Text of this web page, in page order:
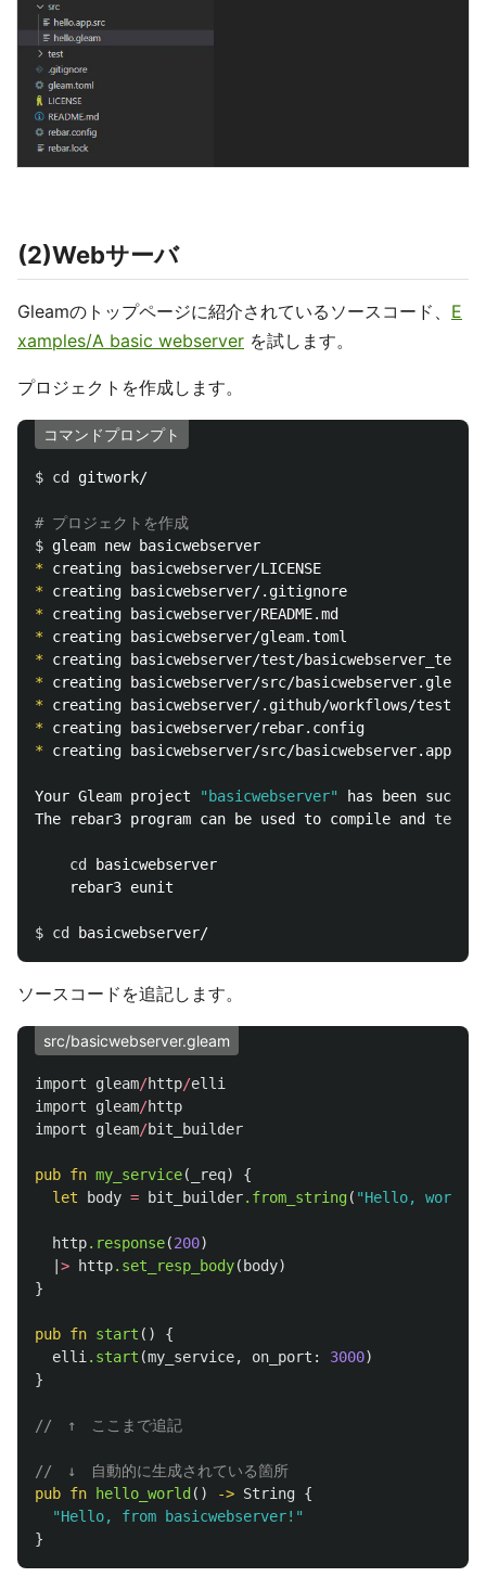
(2)Webサーバ
Gleamのトップページに紹介されているソースコード、 E
xamples/A basic webserver を試します。
プロジェクトを作成します。
コマンドプロンプト
$ cd gitwork/
# プロジェクトを作成
$
*
*
*
*
*
*
*
*
* creating basicwebserver/src/basicwebserver.app.src
Your Gleam project "basicwebserver"
has been
The rebar3 program can be used to compile and test
cd
basicwebserver
    rebar3 eunit
$ cd
ソースコードを追記します。
src/basicwebserver.gleam
import gleam/http/elli
import
gleam/http
import
gleam/bit_builder
pub fn my_service( _req)
{
let
body = bit_builder.from_string( "Hello, world!"
http.response(200)
> http.set_resp_body( body)
}
pub fn start ()
{
elli .start (my_service, on_port : 3000)
}
//　↑　ここまで追記
//　↓　自動的に生成されている箇所
pub fn hello_world () -> String {
"Hello, from basicwebserver!"
}